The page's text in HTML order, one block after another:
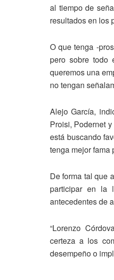
al tiempo de
resultados en los
O que tenga -
pero sobre todo
queremos una
no tengan
Alejo García,
Proisi, Podernet
está buscando
tenga mejor fama
De forma tal que
participar en la
antecedentes de
“Lorenzo
certeza a los
desempeño o